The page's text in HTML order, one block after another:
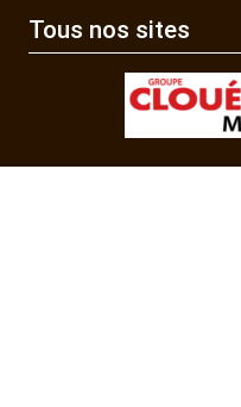
Tous nos sites